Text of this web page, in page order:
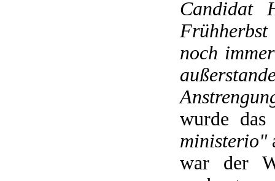
Candidat
noch
wurde
ministerio"
war der